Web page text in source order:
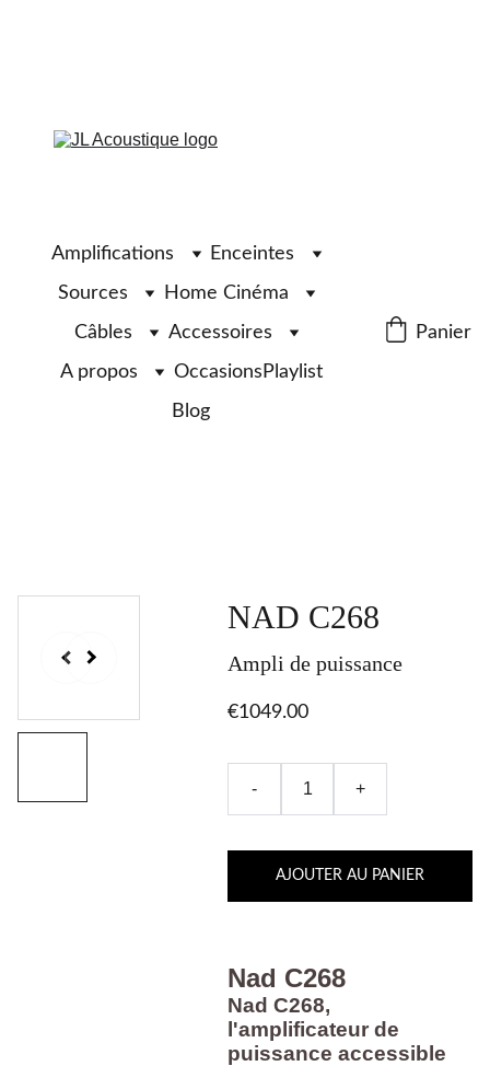
Amplifications
Enceintes
Sources
Home Cinéma
Câbles
Accessoires
A propos
Occasions Playlist
Blog
Panier
NAD C268
Ampli de puissance
€1049.00
- +
AJOUTER AU PANIER
Nad C268
Nad C268,
l'amplificateur de
puissance accessible